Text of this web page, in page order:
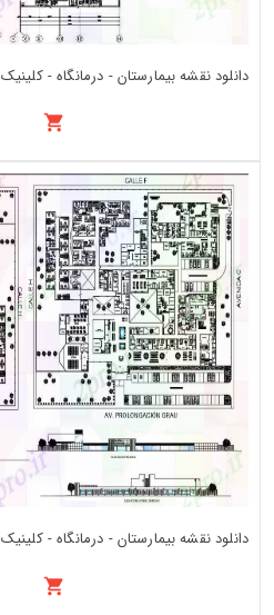
دانلود نقشه بیمارستان - درمانگاه - کلینیک 41×60 متر (کد39110)
دانلود نقشه بیمارستان - درمانگاه - کلینیک 80×110 متر (کد39059)